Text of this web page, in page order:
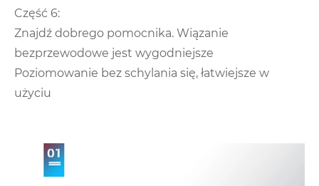
Część 6:
Znajdź dobrego pomocnika. Wiązanie
bezprzewodowe jest wygodniejsze
Poziomowanie bez schylania się, łatwiejsze w
użyciu